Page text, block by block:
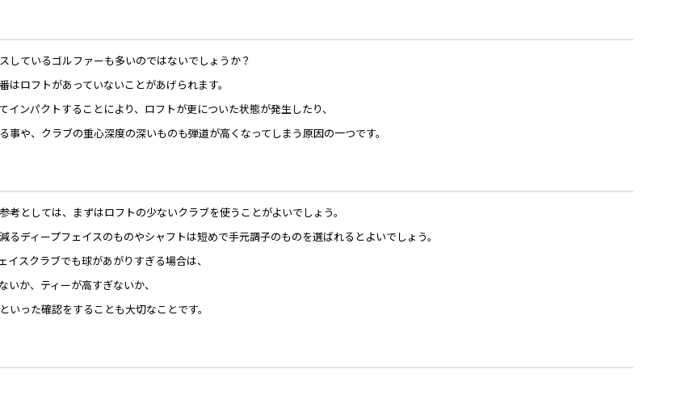
しているゴルファーも多いのではないでしょうか？
ロフトがあっていないことがあげられます。
インパクトすることにより、ロフトが更についた状態が発生したり、
事や、クラブの重心深度の深いものも弾道が高くなってしまう原因の一つです。
考としては、まずはロフトの少ないクラブを使うことがよいでしょう。
るディープフェイスのものやシャフトは短めで手元調子のものを選ばれるとよいでしょう。
イスクラブでも球があがりすぎる場合は、
か、ティーが高すぎないか、
いった確認をすることも大切なことです。